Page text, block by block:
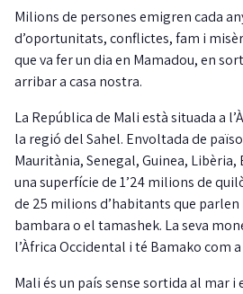
Milions de persones emigren cada
d’oportunitats, conflictes, fam i
que va fer un dia en Mamadou, en
arribar a casa nostra.
La República de Mali està situada a
la regió del Sahel. Envoltada de
Mauritània, Senegal, Guinea, Libèria,
una superfície de 1’24 milions de
de 25 milions d’habitants que parlen
bambara o el tamashek. La seva
l’Àfrica Occidental i té Bamako com
Mali és un país sense sortida al mar i